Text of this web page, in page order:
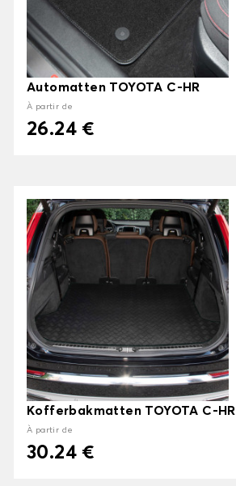
Automatten TOYOTA C-HR
À partir de
26.24 €
Kofferbakmatten TOYOTA C-HR
À partir de
30.24 €